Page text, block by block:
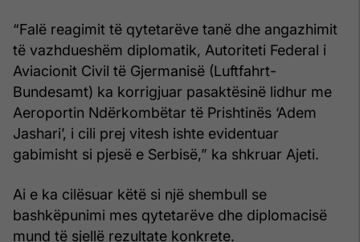
“Falë reagimit të qytetarëve tanë dhe angazhimit
të vazhdueshëm diplomatik, Autoriteti Federal i
Aviacionit Civil të Gjermanisë (Luftfahrt-
Bundesamt) ka korrigjuar pasaktësinë lidhur me
Aeroportin Ndërkombëtar të Prishtinës ‘Adem
Jashari’, i cili prej vitesh ishte evidentuar
gabimisht si pjesë e Serbisë,” ka shkruar Ajeti.
Ai e ka cilësuar këtë si një shembull se
bashkëpunimi mes qytetarëve dhe diplomacisë
mund të sjellë rezultate konkrete.